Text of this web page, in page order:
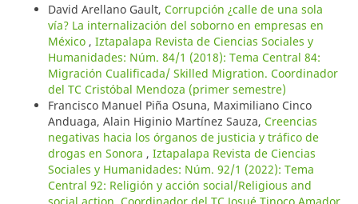
David Arellano Gault, Corrupción ¿calle de una sola
vía? La internalización del soborno en empresas en
México , Iztapalapa Revista de Ciencias Sociales y
Humanidades: Núm. 84/1 (2018): Tema Central 84:
Migración Cualificada/ Skilled Migration. Coordinador
del TC Cristóbal Mendoza (primer semestre)
Francisco Manuel Piña Osuna, Maximiliano Cinco
Anduaga, Alain Higinio Martínez Sauza, Creencias
negativas hacia los órganos de justicia y tráfico de
drogas en Sonora , Iztapalapa Revista de Ciencias
Sociales y Humanidades: Núm. 92/1 (2022): Tema
Central 92: Religión y acción social/Religious and